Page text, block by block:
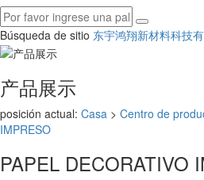
Búsqueda de sitio 东宇鸿翔新材料科技
产品展示
posición actual: Casa > Centro de
IMPRESO
PAPEL DECORATIVO